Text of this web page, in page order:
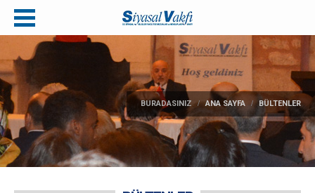
BURADASINIZ ANA SAYFA BÜLTENLER